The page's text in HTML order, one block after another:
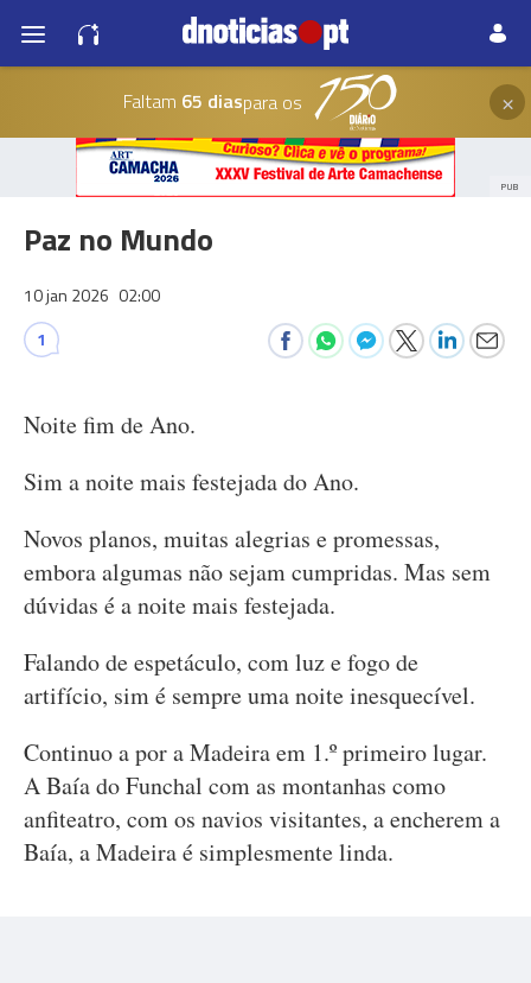
Faltam 65 diaspara os ×
PUB
Paz no Mundo
10 jan 2026 02:00
1
Noite fim de Ano.
Sim a noite mais festejada do Ano.
Novos planos, muitas alegrias e promessas,
embora algumas não sejam cumpridas. Mas sem
dúvidas é a noite mais festejada.
Falando de espetáculo, com luz e fogo de
artifício, sim é sempre uma noite inesquecível.
Continuo a por a Madeira em 1.º primeiro lugar.
A Baía do Funchal com as montanhas como
anfiteatro, com os navios visitantes, a encherem a
Baía, a Madeira é simplesmente linda.